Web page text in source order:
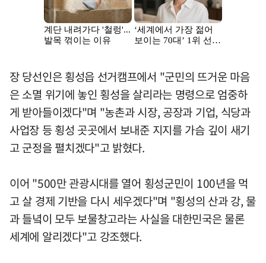
장 당선인은 횡성읍 선거캠프에서 "군민의 뜨거운 마음
은 소멸 위기에 놓인 횡성을 살리라는 명령으로 엄중하
게 받아들이겠다"며 "농촌과 시장, 공장과 기업, 식당과
사업장 등 횡성 곳곳에서 보내준 지지를 가슴 깊이 새기
고 군정을 펼치겠다"고 밝혔다.
이어 "500만 관광시대를 열어 횡성군민이 100년을 먹
고 살 경제 기반을 다시 세우겠다"며 "횡성의 산과 강, 물
과 들녘이 모두 보물창고라는 사실을 대한민국은 물론
세계에 알리겠다"고 강조했다.